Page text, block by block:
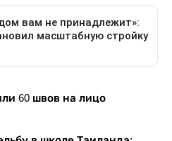
60 швов на лицо